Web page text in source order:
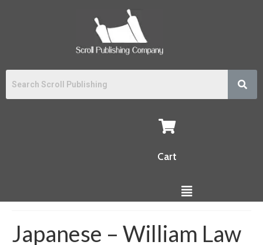
Cart
Japanese – William Law